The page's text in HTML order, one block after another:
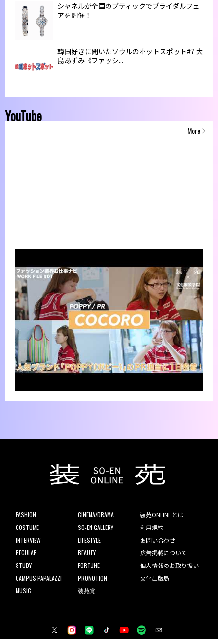
シャネルが全国のブティックでブライダルフェ
アを開催！
韓国好きに聞いたソウルのホットスポット#7 大
島あずみ《ファッシ...
YouTube
More
FASHION
COSTUME
INTERVIEW
REGULAR
STUDY
CAMPUS PAPALAZZI
MUSIC
CINEMA/DRAMA
SO-EN GALLERY
LIFESTYLE
BEAUTY
FORTUNE
PROMOTION
装苑賞
装苑ONLINEとは
利用規約
お問い合わせ
広告掲載について
個人情報のお取り扱い
文化出版局